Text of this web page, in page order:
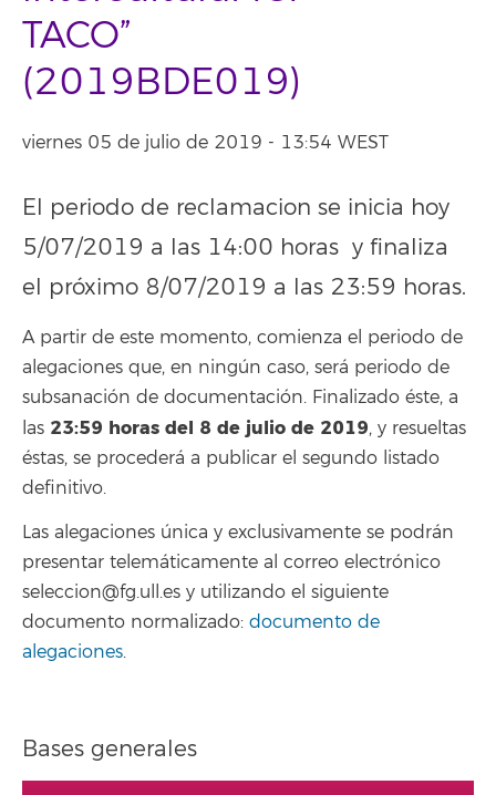
TACO”
(2019BDE019)
viernes 05 de julio de 2019 - 13:54 WEST
El periodo de reclamacion se inicia hoy
5/07/2019 a las 14:00 horas y finaliza
el próximo 8/07/2019 a las 23:59 horas.
A partir de este momento, comienza el periodo de
alegaciones que, en ningún caso, será periodo de
subsanación de documentación. Finalizado éste, a
las 23:59 horas del 8 de julio de 2019, y resueltas
éstas, se procederá a publicar el segundo listado
definitivo.
Las alegaciones única y exclusivamente se podrán
presentar telemáticamente al correo electrónico
seleccion@fg.ull.es y utilizando el siguiente
documento normalizado: documento de
alegaciones.
Bases generales